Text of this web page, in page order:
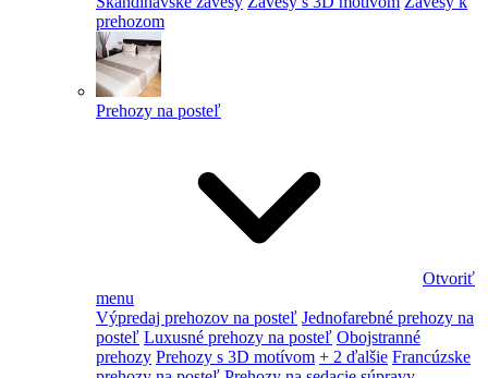
prehozom
Prehozy na posteľ
Otvoriť
menu
Výpredaj prehozov na posteľ Jednofarebné prehozy na
posteľ Luxusné prehozy na posteľ Obojstranné
prehozy Prehozy s 3D motívom + 2 ďalšie Francúzske